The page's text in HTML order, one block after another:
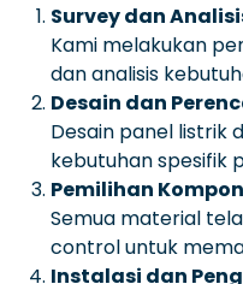
Survey dan
Kami melakukan
dan analisis
Desain dan
Desain panel listrik
kebutuhan spesifik
Pemilihan
Semua material
control untuk
Instalasi dan